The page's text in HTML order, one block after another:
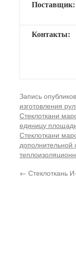
Поставщик:
Контакты:
Запись
изготовления
Стеклоткани
единицу
Стеклоткани
дополнительной
← Стеклоткань